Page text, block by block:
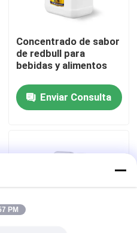
Concentrado de sabor
de redbull para
bebidas y alimentos
Enviar Consulta
PM